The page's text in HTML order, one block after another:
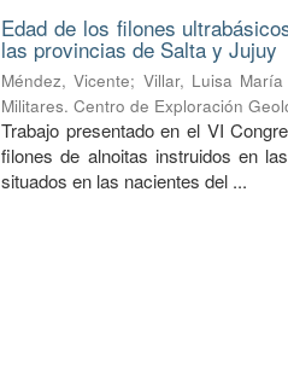
Edad de los filones
las provincias de Salta y Jujuy
Méndez, Vicente; Villar, Luisa María
Militares. Centro de Exploración
Trabajo presentado en el VI
filones de alnoitas instruidos en
situados en las nacientes del ...